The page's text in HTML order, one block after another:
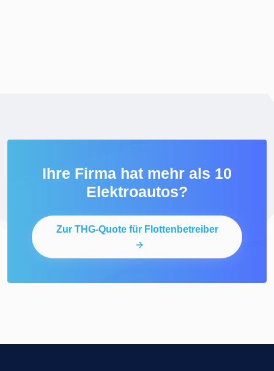
Ihre Firma hat mehr als 10
Elektroautos?
Zur THG-Quote für Flottenbetreiber